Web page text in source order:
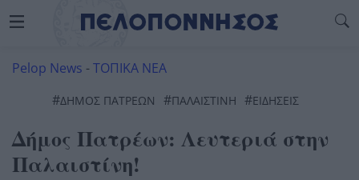
Pelop News -ΤΟΠΙΚΑ ΝΕΑ
#ΔΉΜΟΣ ΠΑΤΡΈΩΝ #ΠΑΛΑΙΣΤΊΝΗ #ΕΙΔΗΣΕΙΣ
Δήμος Πατρέων: Λευτεριά στην
Παλαιστίνη!